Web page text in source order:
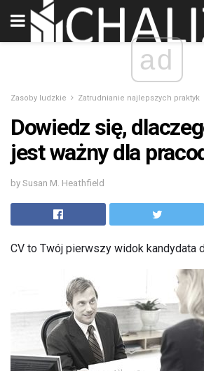
ad
Zasoby ludzkie Zatrudnianie najlepszych praktyk
Dowiedz się,
jest ważny dla
by Susan M. Heathfield
CV to Twój pierwszy widok kandydata